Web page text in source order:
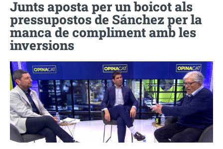
Junts aposta per un boicot als
pressupostos de Sánchez per la
manca de compliment amb les
inversions